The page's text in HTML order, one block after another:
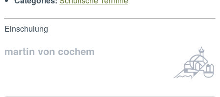
Einschulung
martin von cochem